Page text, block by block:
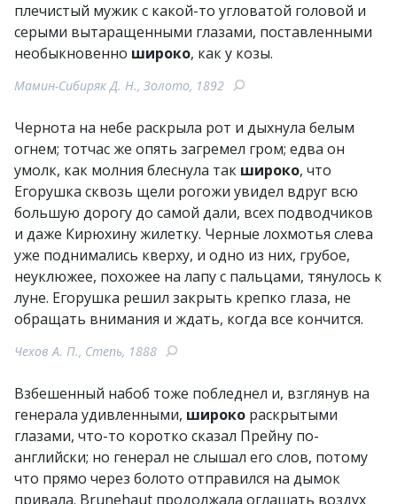
плечистый мужик с какой-то угловатой головой и
серыми вытаращенными глазами, поставленными
необыкновенно широко, как у козы.
Мамин-Сибиряк Д. Н., Золото, 1892
Чернота на небе раскрыла рот и дыхнула белым
огнем; тотчас же опять загремел гром; едва он
умолк, как молния блеснула так широко, что
Егорушка сквозь щели рогожи увидел вдруг всю
большую дорогу до самой дали, всех подводчиков
и даже Кирюхину жилетку. Черные лохмотья слева
уже поднимались кверху, и одно из них, грубое,
неуклюжее, похожее на лапу с пальцами, тянулось к
луне. Егорушка решил закрыть крепко глаза, не
обращать внимания и ждать, когда все кончится.
Чехов А. П., Степь, 1888
Взбешенный набоб тоже побледнел и, взглянув на
генерала удивленными, широко раскрытыми
глазами, что-то коротко сказал Прейну по-
английски; но генерал не слышал его слов, потому
что прямо через болото отправился на дымок
привала. Brunehaut продолжала оглашать воздух